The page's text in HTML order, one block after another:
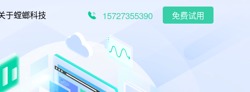
于螳螂科技 15727355390 免费试用